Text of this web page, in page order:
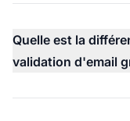
Quelle est la
validation d'email